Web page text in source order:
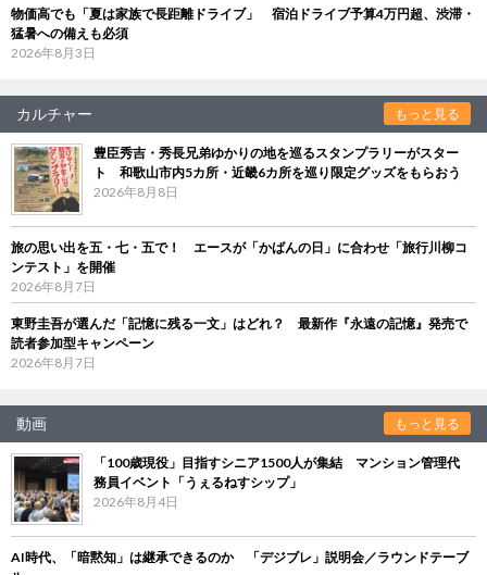
物価高でも「夏は家族で長距離ドライブ」 宿泊ドライブ予算4万円超、渋滞・
猛暑への備えも必須
2026年8月3日
カルチャー もっと見る
豊臣秀吉・秀長兄弟ゆかりの地を巡るスタンプラリーがスター
ト 和歌山市内5カ所・近畿6カ所を巡り限定グッズをもらおう
2026年8月8日
旅の思い出を五・七・五で！ エースが「かばんの日」に合わせ「旅行川柳コ
ンテスト」を開催
2026年8月7日
東野圭吾が選んだ「記憶に残る一文」はどれ？ 最新作『永遠の記憶』発売で
読者参加型キャンペーン
2026年8月7日
動画 もっと見る
「100歳現役」目指すシニア1500人が集結 マンション管理代
務員イベント「うぇるねすシップ」
2026年8月4日
AI時代、「暗黙知」は継承できるのか 「デジブレ」説明会／ラウンドテーブ